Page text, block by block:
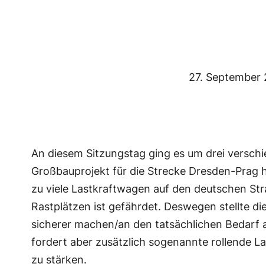
27. September
An diesem Sitzungstag ging es um drei
Großbauprojekt für die Strecke Dresden-Prag
zu viele Lastkraftwagen auf den deutschen
Rastplätzen ist gefährdet. Deswegen stellte
sicherer machen/an den tatsächlichen Bedarf
fordert aber zusätzlich sogenannte rollende
zu stärken.